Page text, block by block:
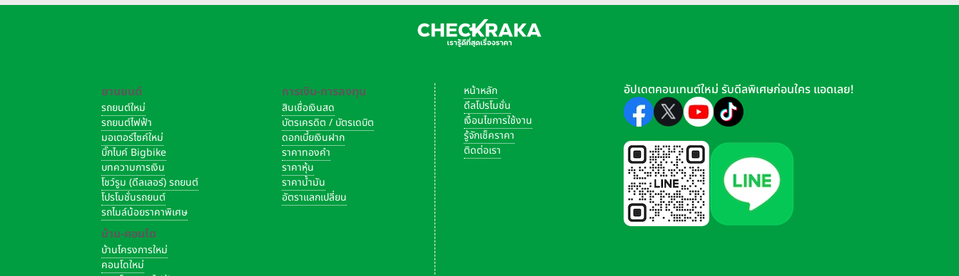
ยานยนต์
รถยนต์ใหม่
รถยนต์ไฟฟ้า
มอเตอร์ไซค์ใหม่
บิ๊กไบค์ Bigbike
บทความการเงิน
โชว์รูม (ดีลเลอร์) รถยนต์
โปรโมชั่นรถยนต์
รถไมล์น้อยราคาพิเศษ
บ้าน-คอนโด
บ้านโครงการใหม่
คอนโดใหม่
การเงิน-การลงทุน
สินเชื่อเงินสด
บัตรเครดิต / บัตรเดบิต
ดอกเบี้ยเงินฝาก
ราคาทองคำ
ราคาหุ้น
ราคาน้ำมัน
อัตราแลกเปลี่ยน
หน้าหลัก
ดีลโปรโมชั่น
เงื่อนไขการใช้งาน
รู้จักเช็คราคา
ติดต่อเรา
อัปเดตคอนเทนต์ใหม่ รับดีลพิเศษก่อนใคร แอดเลย!